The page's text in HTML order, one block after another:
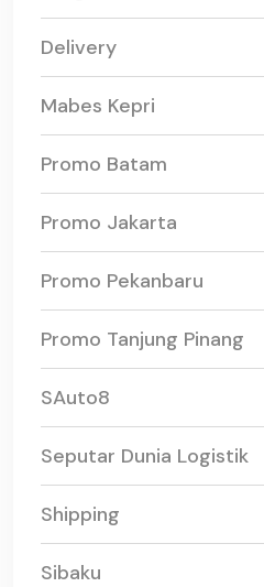
Delivery
Mabes Kepri
Promo Batam
Promo Jakarta
Promo Pekanbaru
Promo Tanjung Pinang
SAuto8
Seputar Dunia Logistik
Shipping
Sibaku